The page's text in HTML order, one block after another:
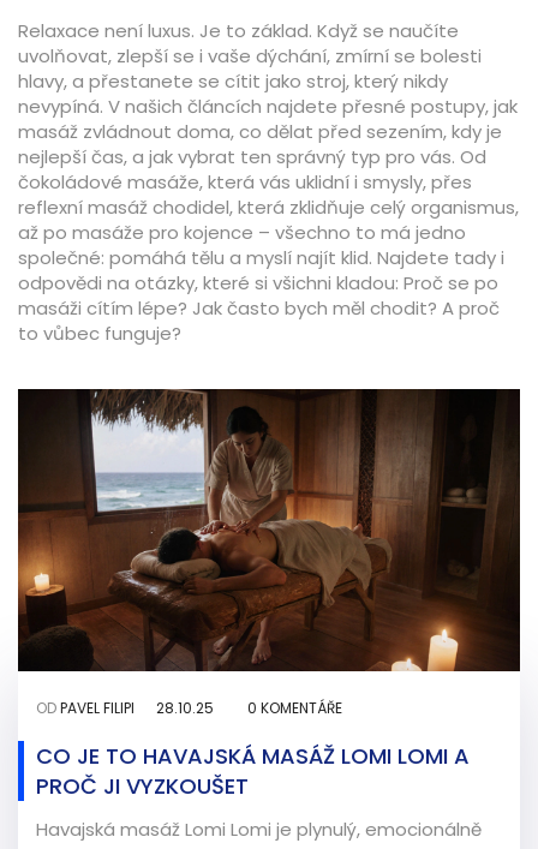
Relaxace není luxus. Je to základ. Když se naučíte
uvolňovat, zlepší se i vaše dýchání, zmírní se bolesti
hlavy, a přestanete se cítit jako stroj, který nikdy
nevypíná. V našich článcích najdete přesné postupy, jak
masáž zvládnout doma, co dělat před sezením, kdy je
nejlepší čas, a jak vybrat ten správný typ pro vás. Od
čokoládové masáže, která vás uklidní i smysly, přes
reflexní masáž chodidel, která zklidňuje celý organismus,
až po masáže pro kojence – všechno to má jedno
společné: pomáhá tělu a myslí najít klid. Najdete tady i
odpovědi na otázky, které si všichni kladou: Proč se po
masáži cítím lépe? Jak často bych měl chodit? A proč
to vůbec funguje?
ODPAVEL FILIPI 28.10.25 0 KOMENTÁŘE
CO JE TO HAVAJSKÁ MASÁŽ LOMI LOMI A
PROČ JI VYZKOUŠET
Havajská masáž Lomi Lomi je plynulý, emocionálně